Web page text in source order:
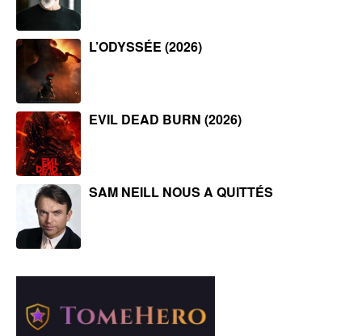
L’ODYSSÉE (2026)
EVIL DEAD BURN (2026)
SAM NEILL NOUS A QUITTÉS